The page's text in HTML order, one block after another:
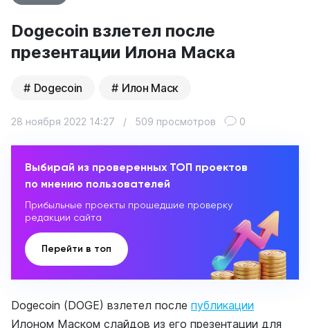
Dogecoin взлетел после
презентации Илона Маска
Dogecoin Илон Маск
28 ноября 2022 14:27 / 509 просмотров 0
Выбирай из проверенных ТОП проектов
по мнению пользователей
Прибыльные проекты прошедшие проверку
редакции сайта
Перейти в топ
Dogecoin (DOGE) взлетел после публикации
Илоном Маском слайдов из его презентации для